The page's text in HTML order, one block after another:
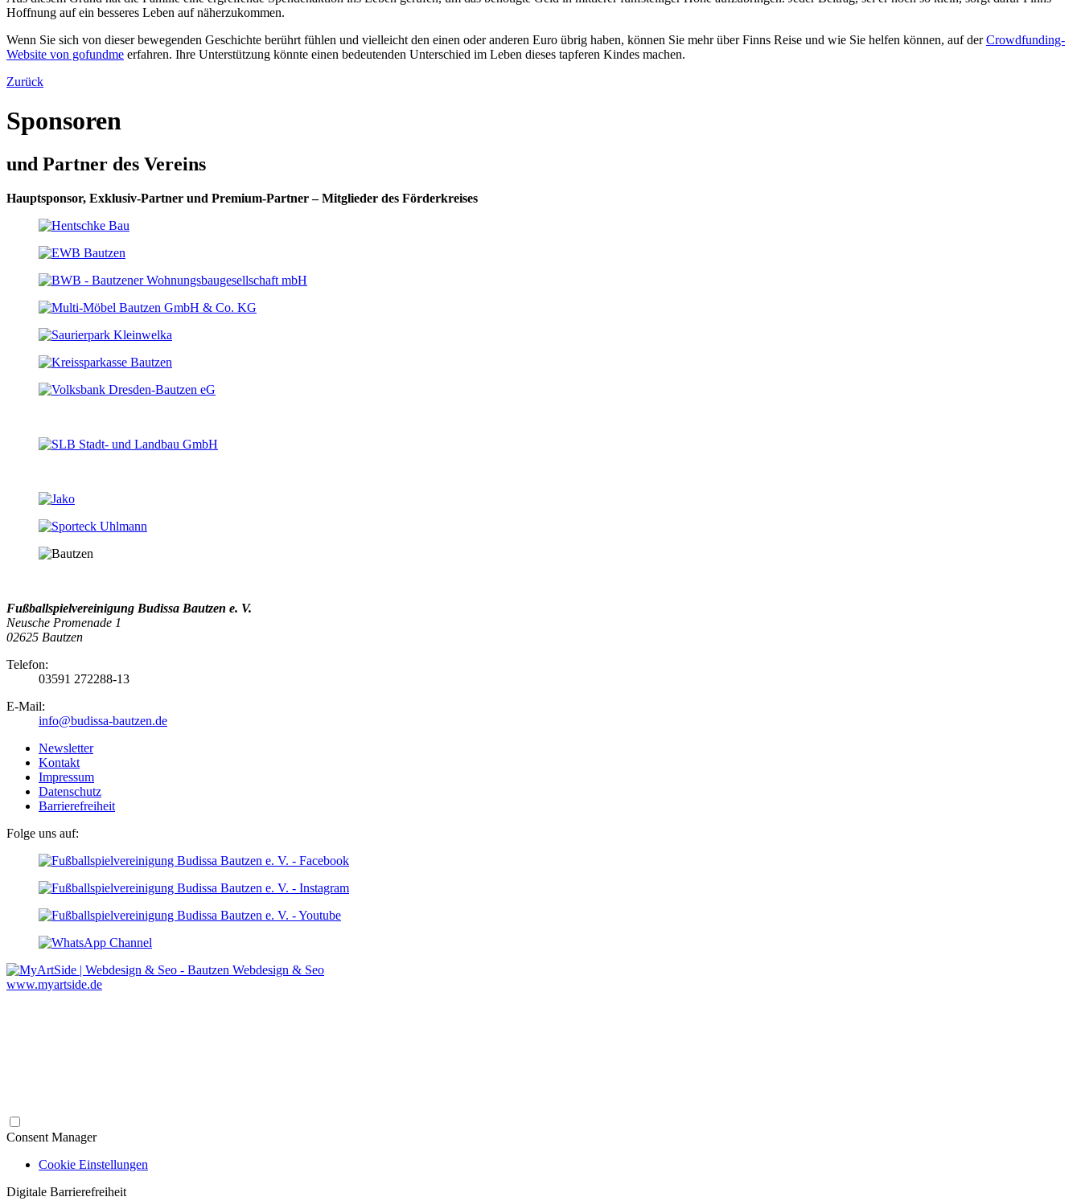
Hoffnung auf ein besseres Leben auf näherzukommen.
Wenn Sie sich von dieser bewegenden Geschichte berührt fühlen und vielleicht den einen oder anderen Euro übrig haben, können Sie mehr über Finns Reise und wie Sie helfen können, auf derCrowdfunding-
Website von gofundme erfahren. Ihre Unterstützung könnte einen bedeutenden Unterschied im Leben dieses tapferen Kindes machen.
Zurück
Sponsoren
und Partner des Vereins
Hauptsponsor, Exklusiv-Partner und Premium-Partner – Mitglieder des Förderkreises
Fußballspielvereinigung Budissa Bautzen e. V.
Neusche Promenade 1
02625 Bautzen
Telefon:
03591 272288-13
E-Mail:
info@budissa-bautzen.de
Newsletter
Kontakt
Impressum
Datenschutz
Barrierefreiheit
Folge uns auf:
Webdesign & Seo
www.myartside.de
Consent Manager
Cookie Einstellungen
Digitale Barrierefreiheit